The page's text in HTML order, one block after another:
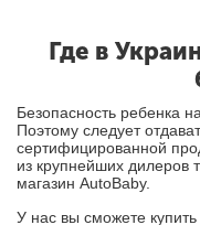
Где в
Безопасность ребенка
Поэтому следует
сертифицированной
из крупнейших дилеров
магазин AutoBaby.
У нас вы сможете купить